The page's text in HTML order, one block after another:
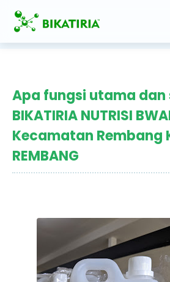
Apa fungsi utama dan
BIKATIRIA NUTRISI
Kecamatan Rembang
REMBANG